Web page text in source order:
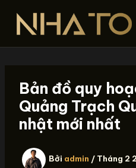
dung
Bản đồ quy
Quảng Trạch
nhật mới nhất
Bởi admin / Tháng 2